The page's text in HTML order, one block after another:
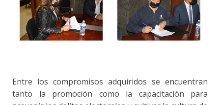
Entre los compromisos adquiridos se encuentran
tanto la promoción como la capacitación para